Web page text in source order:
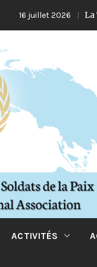
2026 La
ACTIVITÉS